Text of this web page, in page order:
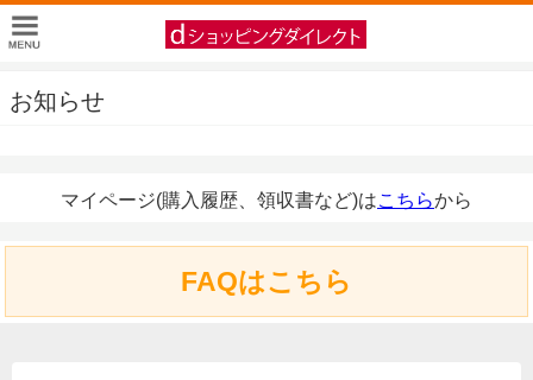
お知らせ
マイページ(購入履歴、領収書など)はこちらから
FAQはこちら